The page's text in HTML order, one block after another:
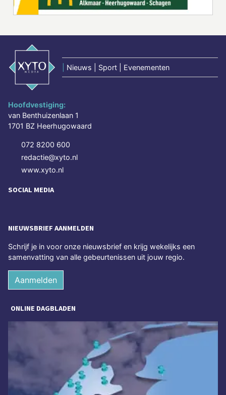
Nieuws | Sport | Evenementen
Hoofdvestiging:
van Benthuizenlaan 1
1701 BZ Heerhugowaard
072 8200 600
redactie@xyto.nl
www.xyto.nl
SOCIAL MEDIA
NIEUWSBRIEF AANMELDEN
Schrijf je in voor onze nieuwsbrief en krijg wekelijks een
samenvatting van alle gebeurtenissen uit jouw regio.
Aanmelden
ONLINE DAGBLADEN